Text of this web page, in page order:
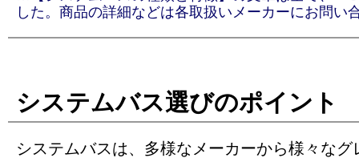
した。商品の詳細などは各取扱いメーカーにお問い
システムバス選びのポイント
システムバスは、多様なメーカーから様々な